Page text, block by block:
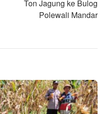
Ton Jagung ke Bulog
Polewali Mandar